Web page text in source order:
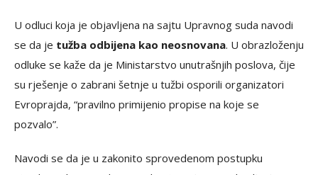
U odluci koja je objavljena na sajtu Upravnog suda navodi
se da je tužba odbijena kao neosnovana. U obrazloženju
odluke se kaže da je Ministarstvo unutrašnjih poslova, čije
su rješenje o zabrani šetnje u tužbi osporili organizatori
Evroprajda, “pravilno primijenio propise na koje se
pozvalo”.
Navodi se da je u zakonito sprovedenom postupku